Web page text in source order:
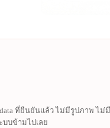
ที่ยืนยันแล้ว ไม่มีรูปภาพ
บบข้ามไปเลย